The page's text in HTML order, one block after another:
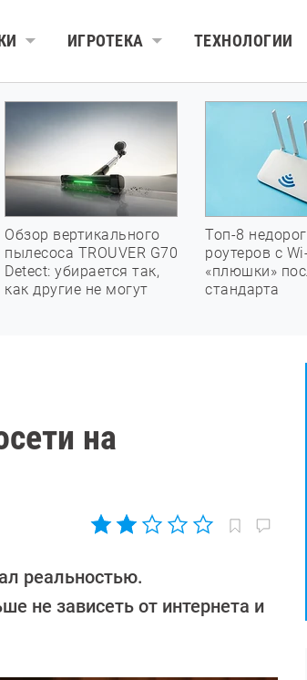
ИГРОТЕКА ТЕХНОЛОГИИ
Обзор вертикального
пылесоса TROUVER G70
Detect: убирается так,
как другие не могут
Топ-8
роутеров с
«плюшки»
стандарта
на
реальностью.
не зависеть от интернета и